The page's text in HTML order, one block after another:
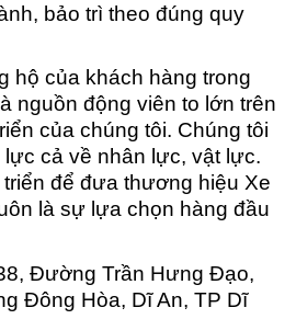
bảo trì theo đúng quy
hộ của khách hàng trong
nguồn động viên to lớn trên
của chúng tôi. Chúng tôi
cả về nhân lực, vật lực.
để đưa thương hiệu Xe
là sự lựa chọn hàng đầu
Đường Trần Hưng Đạo,
Đông Hòa, Dĩ An, TP Dĩ